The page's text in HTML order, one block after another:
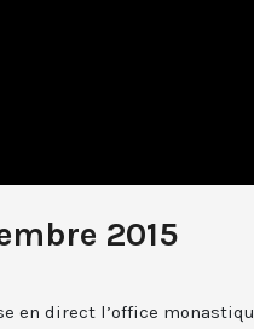
2015
en direct l’office